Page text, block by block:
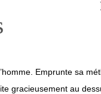
Emprunte sa
gracieusement au